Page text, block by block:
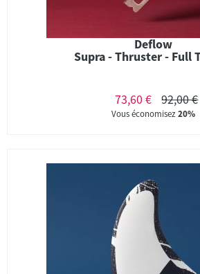
Deflow
Supra - Thruster - Full
73,60 € 92,00 €
Vous économisez20%